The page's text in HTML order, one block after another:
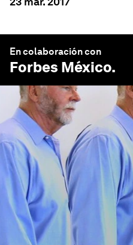
En colaboración con
Forbes México.